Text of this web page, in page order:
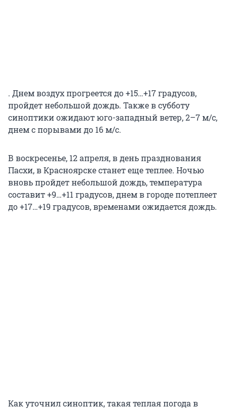
. Днем воздух прогреется до +15…+17 градусов,
пройдет небольшой дождь. Также в субботу
синоптики ожидают юго-западный ветер, 2–7 м/с,
днем с порывами до 16 м/c.
В воскресенье, 12 апреля, в день празднования
Пасхи, в Красноярске станет еще теплее. Ночью
вновь пройдет небольшой дождь, температура
составит +9…+11 градусов, днем в городе потеплеет
до +17…+19 градусов, временами ожидается дождь.
Как уточнил синоптик, такая теплая погода в